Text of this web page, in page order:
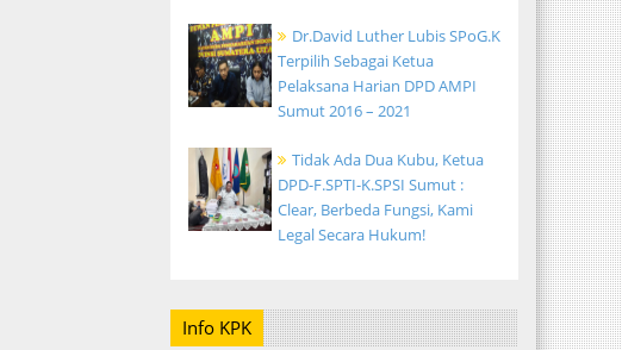
Dr.David Luther Lubis SPoG.K
Terpilih Sebagai Ketua
Pelaksana Harian DPD AMPI
Sumut 2016 – 2021
Tidak Ada Dua Kubu, Ketua
DPD-F.SPTI-K.SPSI Sumut :
Clear, Berbeda Fungsi, Kami
Legal Secara Hukum!
Info KPK